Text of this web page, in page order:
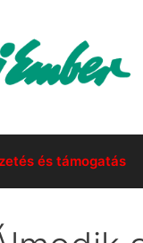
és támogatás